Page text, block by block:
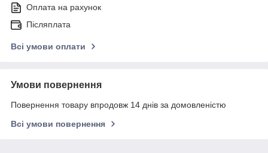
Оплата на рахунок
Післяплата
Всі умови оплати
Умови повернення
Повернення товару впродовж 14 днів за домовленістю
Всі умови повернення